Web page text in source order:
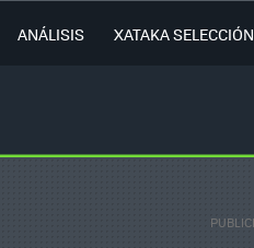
ANÁLISIS XATAKA SELECCIÓN